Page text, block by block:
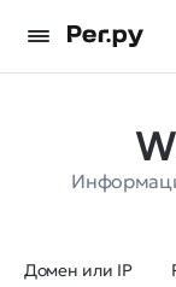
Домен или IP